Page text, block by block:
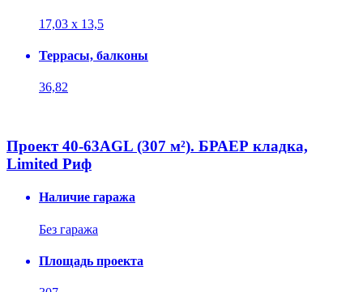
17,03 х 13,5
Террасы, балконы
36,82
Проект 40-63AGL (307 м²). БРАЕР кладка,
Limited Риф
Наличие гаража
Без гаража
Площадь проекта